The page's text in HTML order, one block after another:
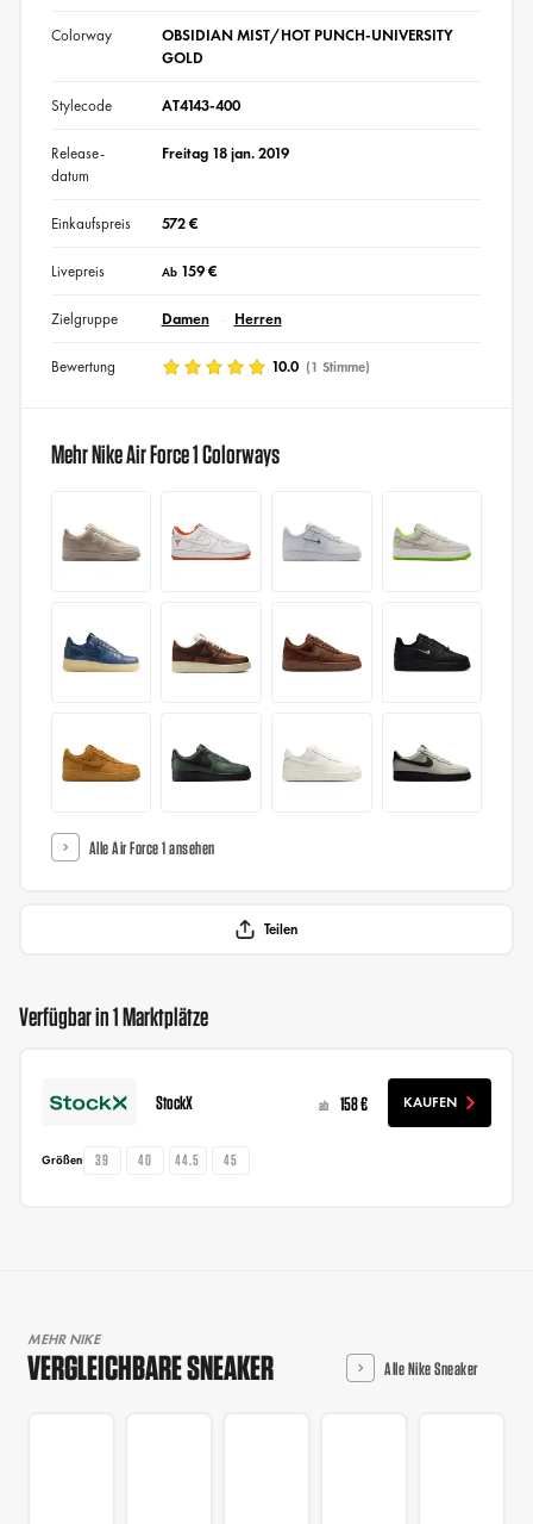
Colorway
OBSIDIAN MIST/HOT PUNCH-UNIVERSITY
GOLD
Stylecode AT4143-400
Release-
datum
Freitag 18 jan. 2019
Einkaufspreis 572 €
Livepreis Ab159 €
Zielgruppe Damen Herren
Bewertung 10.0 (1 Stimme)
Mehr Nike Air Force 1 Colorways
Alle Air Force 1 ansehen
Teilen
Verfügbar in 1 Marktplätze
StockX ab 158 € KAUFEN
Größen 39 40 44.5 45
MEHR NIKE
VERGLEICHBARE SNEAKER Alle Nike Sneaker